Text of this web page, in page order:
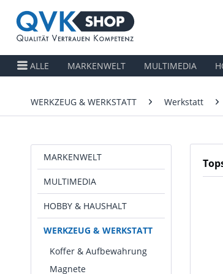
ALLE MARKENWELT MULTIMEDIA
WERKZEUG & WERKSTATT Werkstatt
MARKENWELT
MULTIMEDIA
HOBBY & HAUSHALT
WERKZEUG & WERKSTATT
Koffer & Aufbewahrung
Magnete